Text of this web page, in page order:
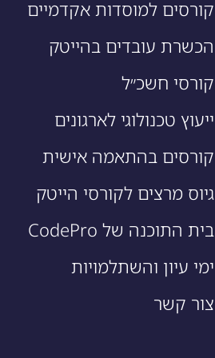
קורסים למוסדות אקדמיים
הכשרת עובדים בהייטק
קורסי חשכ״ל
ייעוץ טכנולוגי לארגונים
קורסים בהתאמה אישית
גיוס מרצים לקורסי הייטק
בית התוכנה של CodePro
ימי עיון והשתלמויות
צור קשר